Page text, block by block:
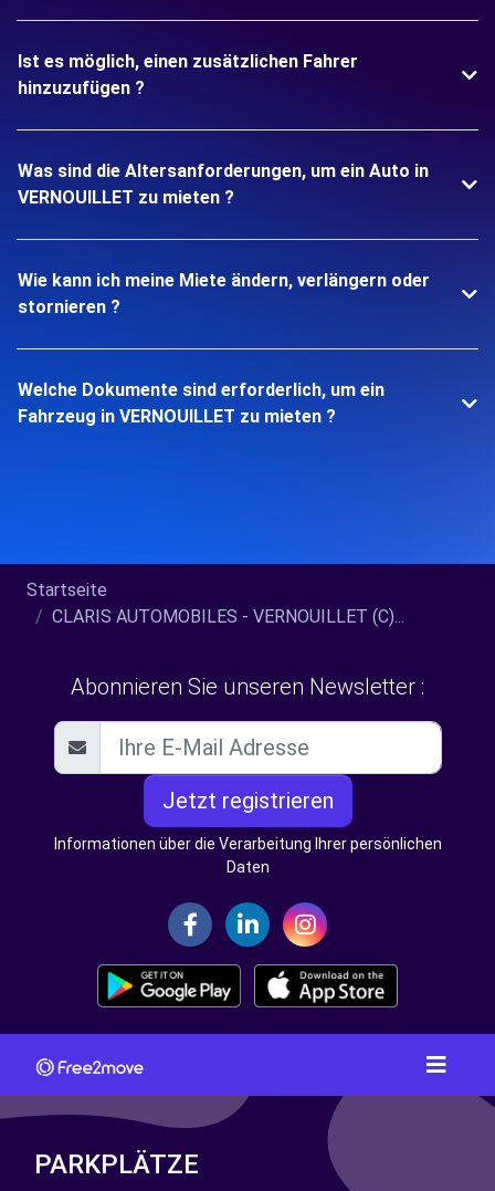
Ist es möglich, einen zusätzlichen Fahrer
hinzuzufügen ?
Was sind die Altersanforderungen, um ein Auto in
VERNOUILLET zu mieten ?
Wie kann ich meine Miete ändern, verlängern oder
stornieren ?
Welche Dokumente sind erforderlich, um ein
Fahrzeug in VERNOUILLET zu mieten ?
Startseite
CLARIS AUTOMOBILES - VERNOUILLET (C)...
Abonnieren Sie unseren Newsletter :
Jetzt registrieren
Informationen über die Verarbeitung Ihrer persönlichen
Daten
PARKPLÄTZE